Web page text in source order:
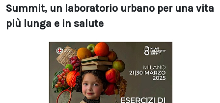
Summit, un laboratorio urbano per una vita
più lunga e in salute